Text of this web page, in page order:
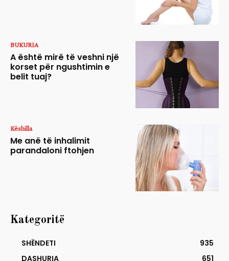
BUKURIA
A është mirë të veshni një
korset për ngushtimin e
belit tuaj?
Këshilla
Me anë të inhalimit
parandaloni ftohjen
Kategoritë
SHËNDETI
935
DASHURIA
651